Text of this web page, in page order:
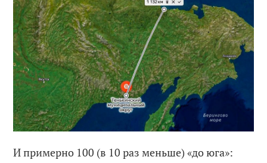
И примерно 100 (в 10 раз меньше) «до юга»: